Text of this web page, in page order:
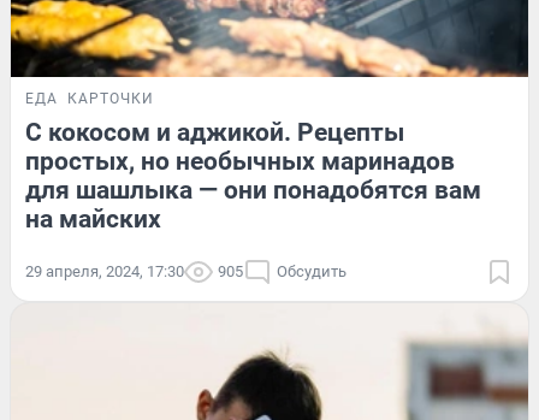
ЕДА КАРТОЧКИ
С кокосом и аджикой. Рецепты
простых, но необычных маринадов
для шашлыка — они понадобятся вам
на майских
29 апреля, 2024, 17:30 905 Обсудить